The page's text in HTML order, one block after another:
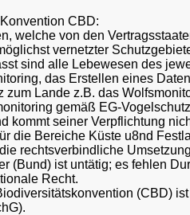
CBD:
welche von den
vernetzter
sind alle Lebewesen des
das Erstellen eines
zum Lande z.B. das
gemäß EG-
kommt seiner Verpflichtung
die Bereiche Küste u8nd
rechtsverbindliche
(Bund) ist untätig; es fehlen
Recht.
(CBD)